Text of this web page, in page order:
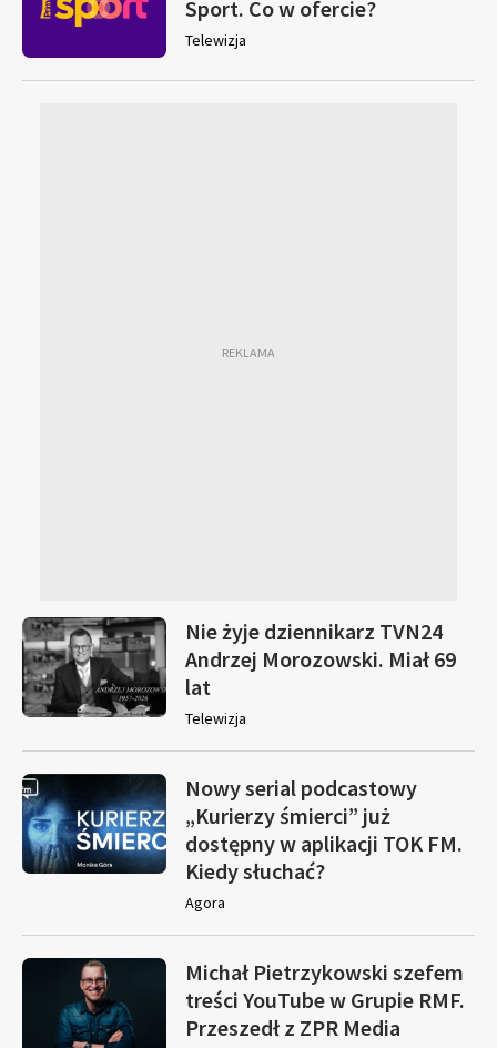
Sport. Co w ofercie?
Telewizja
Nie żyje dziennikarz TVN24
Andrzej Morozowski. Miał 69
lat
Telewizja
Nowy serial podcastowy
„Kurierzy śmierci” już
dostępny w aplikacji TOK FM.
Kiedy słuchać?
Agora
Michał Pietrzykowski szefem
treści YouTube w Grupie RMF.
Przeszedł z ZPR Media